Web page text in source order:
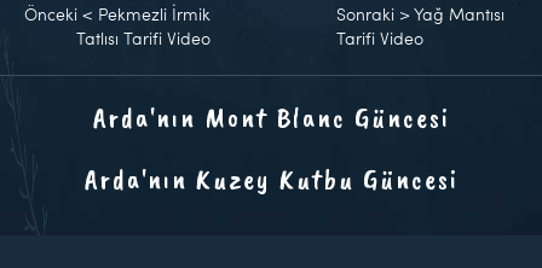
Önceki < Pekmezli İrmik
Tatlısı Tarifi Video
Sonraki >Yağ Mantısı
Tarifi Video
Arda'nın Mont Blanc Güncesi
Arda'nın Kuzey Kutbu Güncesi